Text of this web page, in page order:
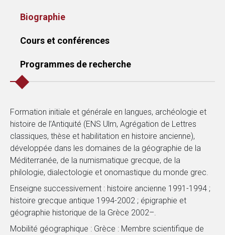
Biographie
Cours et conférences
Programmes de recherche
Formation initiale et générale en langues, archéologie et
histoire de l’Antiquité (ENS Ulm, Agrégation de Lettres
classiques, thèse et habilitation en histoire ancienne),
développée dans les domaines de la géographie de la
Méditerranée, de la numismatique grecque, de la
philologie, dialectologie et onomastique du monde grec.
Enseigne successivement : histoire ancienne 1991-1994 ;
histoire grecque antique 1994-2002 ; épigraphie et
géographie historique de la Grèce 2002–.
Mobilité géographique : Grèce : Membre scientifique de